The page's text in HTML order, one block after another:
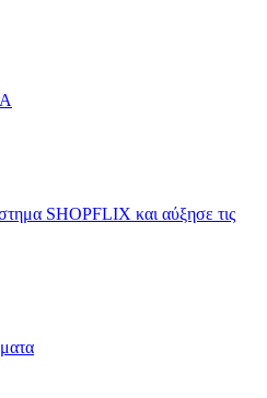
SHOPFLIX και αύξησε τις